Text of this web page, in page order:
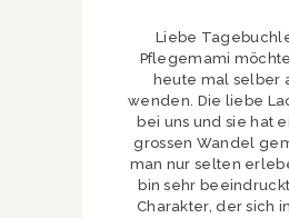
Liebe
Pflegemami
heute mal selber
wenden. Die liebe
bei uns und sie hat
grossen Wandel
man nur selten
bin sehr
Charakter, der sich